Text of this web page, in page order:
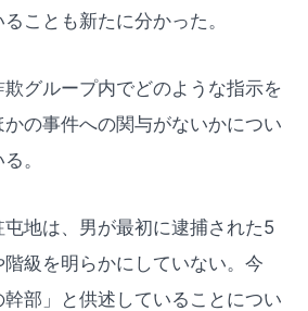
ことも新たに分かった。
グループ内でどのような指示を
の事件への関与がないかについ
。
地は、男が最初に逮捕された5
級を明らかにしていない。今
部」と供述していることについ